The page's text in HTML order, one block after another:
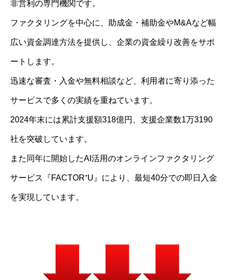
非営利の専門機関です。
ファクタリングを中心に、助成金・補助金やM&Aなど幅
広い資金調達方法を提供し、企業の資金繰り改善をサポ
ートします。
迅速な審査・入金や無料相談など、利用者に寄り添った
サービスで多くの実績を重ねています。
2024年末には累計支援額318億円、支援企業数1万3190
社を突破しています。
また同年に開始したAI活用のオンラインファクタリング
サービス『FACTOR⁺U』により、最短40分での即日入金
を実現しています。